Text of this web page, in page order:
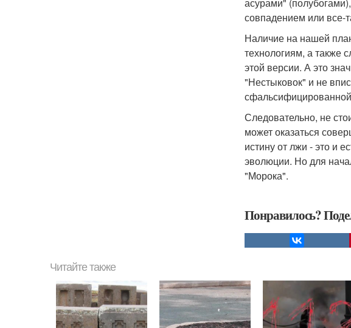
совпадением или все-
Наличие на нашей
технологиям, а также
этой версии. А это
"Нестыковок" и не
Следовательно, не
может оказаться
истину от лжи - это и
эволюции. Но для
"Морока".
Понравилось?
Читайте также